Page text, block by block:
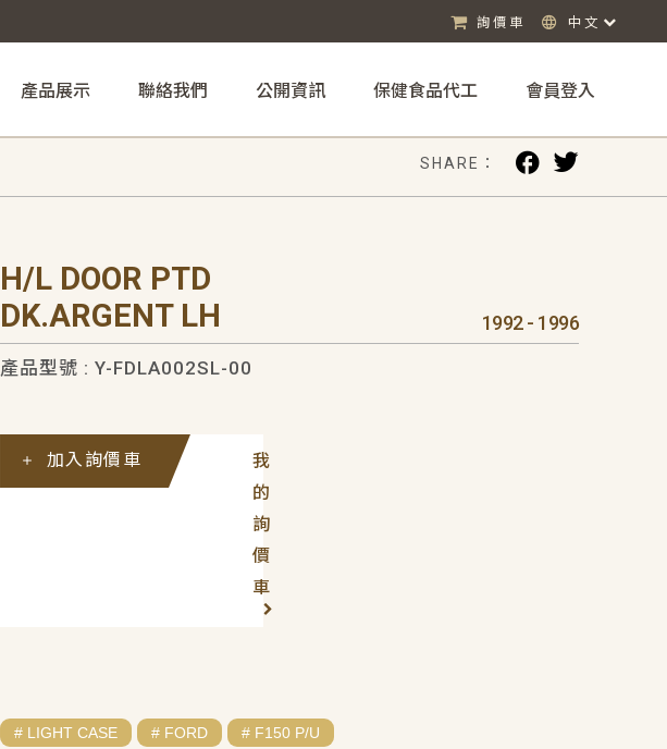
詢價車 中文
產品展示 聯絡我們 公開資訊 保健食品代工 會員登入
SHARE：
H/L DOOR PTD
DK.ARGENT LH
1992 - 1996
產品型號 : Y-FDLA002SL-00
我
的
詢
價
車
加入詢價車
# LIGHT CASE # FORD # F150 P/U